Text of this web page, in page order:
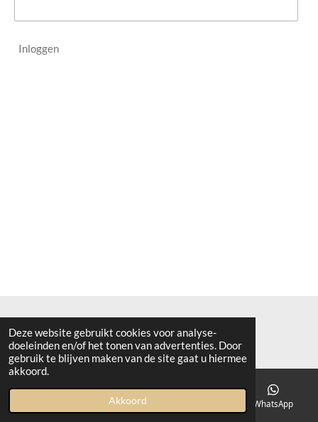
Deze website gebruikt cookies voor analyse-
doeleinden en/of het tonen van advertenties. Door
gebruik te blijven maken van de site gaat u hiermee
akkoord.
Akkoord
Inloggen
© 2019 - 2026 Bronckhorster Beef
Kaart WhatsApp